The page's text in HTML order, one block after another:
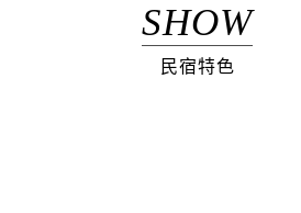
SHOW
民宿特色